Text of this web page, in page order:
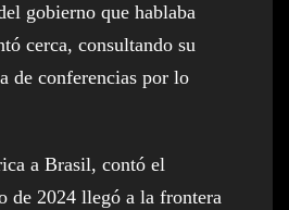
gobierno que hablaba
cerca, consultando su
de conferencias por lo
a Brasil, contó el
de 2024 llegó a la frontera